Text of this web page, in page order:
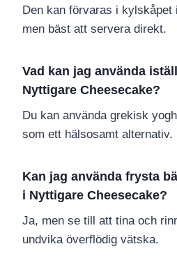
Den kan förvaras i kylskåpet
men bäst att servera direkt.
Vad kan jag använda
Nyttigare Cheesecake?
Du kan använda grekisk
som ett hälsosamt alternativ.
Kan jag använda frysta
i Nyttigare Cheesecake?
Ja, men se till att tina och
undvika överflödig vätska.